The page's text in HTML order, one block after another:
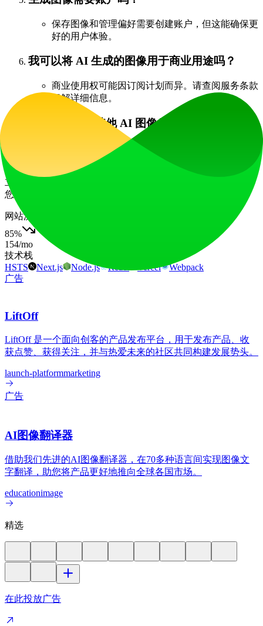
保存图像和管理偏好需要创建账户，但这能确保更
好的用户体验。
我可以将 AI 生成的图像用于商业用途吗？
商业使用权可能因订阅计划而异。请查阅服务条款
了解详细信息。
AIMaginX 与其他 AI 图像生成器有何不同？
AIMaginX 以用户体验友好、输出质量高、采用领
先 AI 模型及强大的隐私保护措施脱颖而出。
立即加入 AIMaginX，通过我们先进的 AI 图像生成技术释放
您的创造力，将想法转化为引人注目的视觉作品！
网站流量
85%
154/mo
技术栈
HSTS
Next.js Node.js React Vercel
Webpack
广告
LiftOff
LiftOff 是一个面向创客的产品发布平台，用于发布产品、收
获点赞、获得关注，并与热爱未来的社区共同构建发展势头。
launch-platformmarketing
广告
AI图像翻译器
借助我们先进的AI图像翻译器，在70多种语言间实现图像文
字翻译，助您将产品更好地推向全球各国市场。
educationimage
精选
在此投放广告